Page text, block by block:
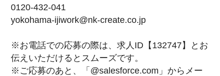
0120-432-041
yokohama-ijiwork@nk-create.co.jp
※お電話での応募の際は、求人ID【132747】とお
伝えいただけるとスムーズです。
※ご応募のあと、「@salesforce.com」からメー